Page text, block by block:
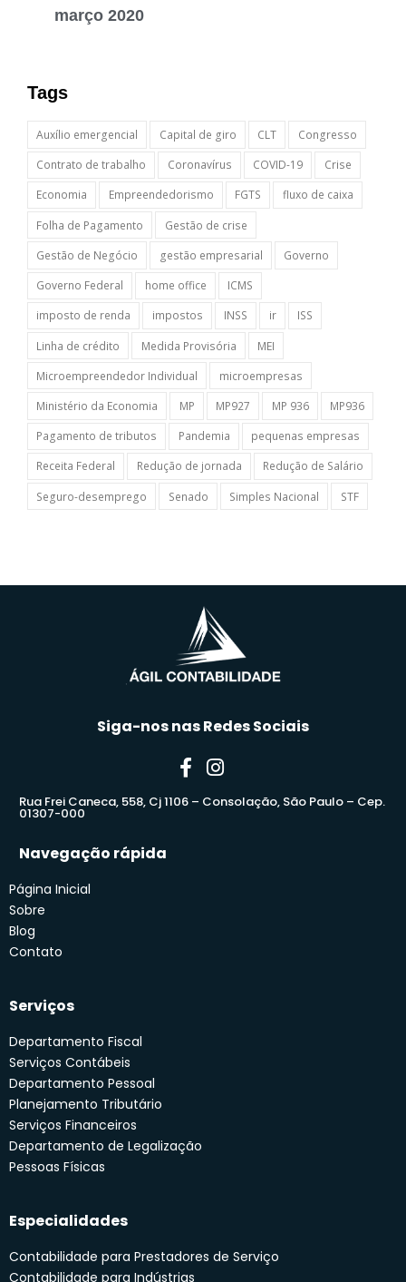
março 2020
Tags
Auxílio emergencial Capital de giro CLT
Congresso
Contrato de trabalho
Coronavírus COVID-19
Crise
Economia
Empreendedorismo FGTS
fluxo de caixa
Folha de Pagamento
Gestão de crise
Gestão de Negócio
gestão empresarial
Governo
Governo Federal
home office
ICMS
imposto de renda
impostos INSS ir
ISS
Linha de crédito
Medida Provisória
MEI
Microempreendedor Individual
microempresas
Ministério da Economia
MP MP927 MP 936
MP936
Pagamento de tributos
Pandemia
pequenas empresas
Receita Federal
Redução de jornada
Redução de Salário
Seguro-desemprego
Senado Simples Nacional STF
Siga-nos nas Redes Sociais
Rua Frei Caneca, 558, Cj 1106 – Consolação, São Paulo – Cep.
01307-000
Navegação rápida
Página Inicial
Sobre
Blog
Contato
Serviços
Departamento Fiscal
Serviços Contábeis
Departamento Pessoal
Planejamento Tributário
Serviços Financeiros
Departamento de Legalização
Pessoas Físicas
Especialidades
Contabilidade para Prestadores de Serviço
Contabilidade para Indústrias